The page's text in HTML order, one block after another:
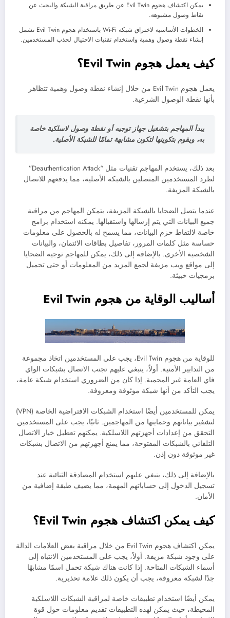
يمكن اكتشاف هجوم Evil Twin عن طريق مراقبة الشبكة والبحث عن
نقاط وصول مشبوهة.
الخطوات الأساسية لاختراق شبكة Wi-Fi باستخدام هجوم Evil Twin تشمل
إنشاء نقطة وصول وهمية واستخدام تقنيات الاحتيال لجذب المستخدمين.
كيف يعمل هجوم Evil Twin؟
يعمل هجوم Evil Twin من خلال إنشاء نقطة وصول وهمية تتظاهر
بأنها نقطة الوصول الشرعية.
يبدأ المهاجم بتشغيل جهاز توجيه أو نقطة وصول لاسلكية خاصة
به، ويقوم بتكوينها لتكون مشابهة تمامًا للشبكة الأصلية.
بعد ذلك، يستخدم المهاجم تقنيات مثل “Deauthentication Attack”
لطرد المستخدمين المتصلين بالشبكة الأصلية، مما يدفعهم للاتصال
بالشبكة المزيفة.
عندما يتصل الضحايا بالشبكة المزيفة، يتمكن المهاجم من مراقبة
جميع البيانات التي يتم إرسالها واستقبالها. يمكنه استخدام برامج
خاصة لالتقاط حزم البيانات، مما يسمح له بالحصول على معلومات
حساسة مثل كلمات المرور، تفاصيل بطاقات الائتمان، والبيانات
الشخصية الأخرى. بالإضافة إلى ذلك، يمكن للمهاجم توجيه الضحايا
إلى مواقع ويب مزيفة لجمع المزيد من المعلومات أو حتى تحميل
برمجيات خبيثة.
أساليب الوقاية من هجوم Evil Twin
للوقاية من هجوم Evil Twin، يجب على المستخدمين اتخاذ مجموعة
من التدابير الأمنية. أولاً، ينبغي عليهم تجنب الاتصال بشبكات الواي
فاي العامة غير المحمية. إذا كان من الضروري استخدام شبكة عامة،
يجب التأكد من أنها شبكة موثوقة ومعروفة.
يمكن للمستخدمين أيضًا استخدام الشبكات الافتراضية الخاصة (VPN)
لتشفير بياناتهم وحمايتها من المهاجمين. ثانيًا، يجب على المستخدمين
التحقق من إعدادات أجهزتهم اللاسلكية. يمكنهم تعطيل خيار الاتصال
التلقائي بالشبكات المفتوحة، مما يمنع أجهزتهم من الاتصال بشبكات
غير موثوقة دون إذن.
بالإضافة إلى ذلك، ينبغي عليهم استخدام المصادقة الثنائية عند
تسجيل الدخول إلى حساباتهم المهمة، مما يضيف طبقة إضافية من
الأمان.
كيف يمكن اكتشاف هجوم Evil Twin؟
يمكن اكتشاف هجوم Evil Twin من خلال مراقبة بعض العلامات الدالة
على وجود شبكة مزيفة. أولاً، يجب على المستخدمين الانتباه إلى
أسماء الشبكات المتاحة. إذا كانت هناك شبكة تحمل اسمًا مشابهًا
جدًا لشبكة معروفة، يجب أن يكون ذلك علامة تحذيرية.
يمكن أيضًا استخدام تطبيقات خاصة لمراقبة الشبكات اللاسلكية
المحيطة، حيث يمكن لهذه التطبيقات تقديم معلومات حول قوة